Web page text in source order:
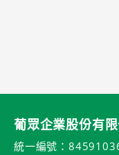
葡眾企業股份有
統一編號：